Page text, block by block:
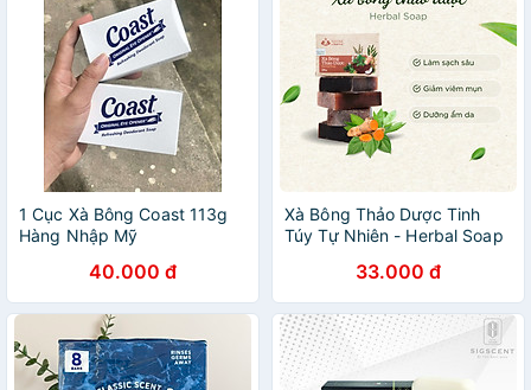
1 Cục Xà Bông Coast 113g
Hàng Nhập Mỹ
40.000 đ
Xà Bông Thảo Dược Tinh
Túy Tự Nhiên - Herbal Soap
33.000 đ